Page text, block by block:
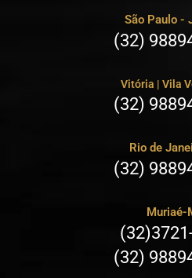
São Paulo -
(32)
Vitória | Vila
(32)
Rio de
(32)
Muriaé-
(32)